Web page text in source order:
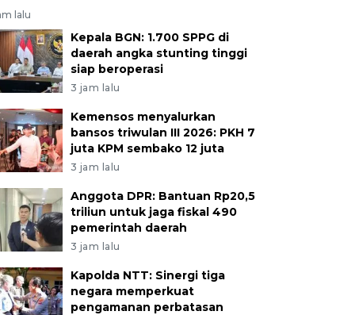
lalu
Kepala BGN: 1.700 SPPG di
daerah angka stunting tinggi
siap beroperasi
3 jam lalu
Kemensos menyalurkan
bansos triwulan III 2026: PKH 7
juta KPM sembako 12 juta
3 jam lalu
Anggota DPR: Bantuan Rp20,5
triliun untuk jaga fiskal 490
pemerintah daerah
3 jam lalu
Kapolda NTT: Sinergi tiga
negara memperkuat
pengamanan perbatasan